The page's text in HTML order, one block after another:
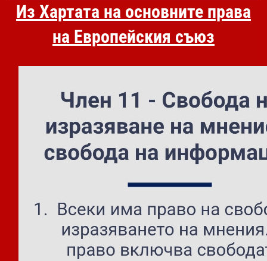
Из Хартата на основните права
на Европейския съюз